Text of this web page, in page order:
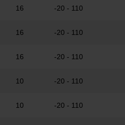
16 -20 - 110
16 -20 - 110
16 -20 - 110
10 -20 - 110
10 -20 - 110